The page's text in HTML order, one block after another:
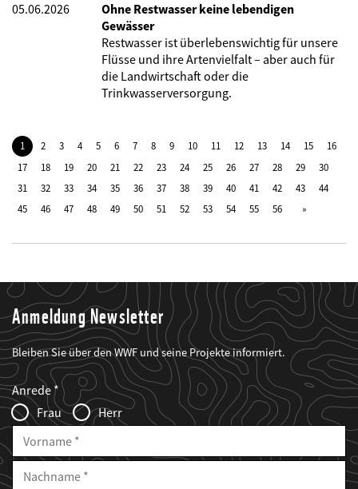
05.06.2026
Ohne Restwasser keine lebendigen
Gewässer
Restwasser ist überlebenswichtig für unsere
Flüsse und ihre Artenvielfalt – aber auch für
die Landwirtschaft oder die
Trinkwasserversorgung.
1 2 3 4 5 6 7 8 9 10 11 12 13 14 15
16
17
18 19 20 21 22 23 24 25 26 27 28 29
30
31
32 33 34 35 36 37 38 39 40 41 42 43
44
45
46 47 48 49 50 51 52 53 54 55 56
Anmeldung Newsletter
Bleiben Sie über den WWF und seine Projekte informiert.
Web2Case
Infofelder
Fieldset
anrede_name
Anrede
Frau
Herr
Vorname
Nachname